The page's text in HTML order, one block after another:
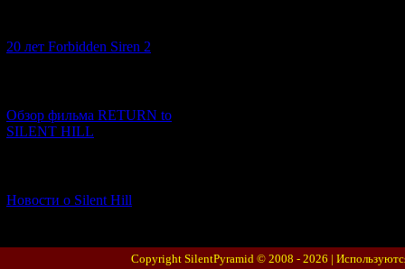
20 лет Forbidden Siren 2
Обзор фильма RETURN to
SILENT HILL
Новости о Silent Hill
Copyright SilentPyramid © 2008 - 2026 |